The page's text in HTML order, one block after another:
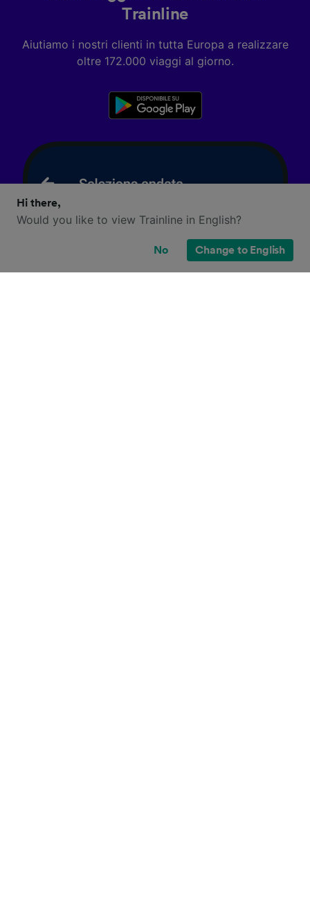
Trainline
Aiutiamo i nostri clienti in tutta Europa a realizzare
oltre 172.000 viaggi al giorno.
Hi there,
Would you like to view Trainline in English?
No Change to English